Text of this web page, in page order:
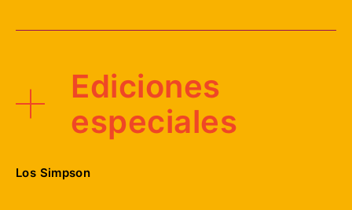
Ediciones
especiales
Los Simpson